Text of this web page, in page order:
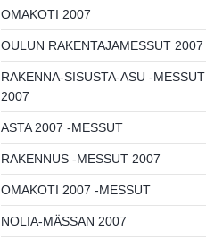
OMAKOTI 2007
OULUN RAKENTAJAMESSUT 2007
RAKENNA-SISUSTA-ASU -MESSUT
2007
ASTA 2007 -MESSUT
RAKENNUS -MESSUT 2007
OMAKOTI 2007 -MESSUT
NOLIA-MÄSSAN 2007